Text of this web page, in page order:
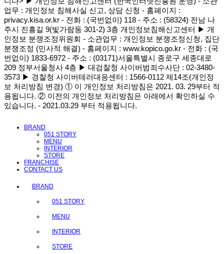
업무 : 개인정보 침해사실 신고, 상담 신청 - 홈페이지 :
privacy.kisa.or.kr - 전화 : (국번없이) 118 - 주소 : (58324) 전남 나
주시 진흥길 9(빛가람동 301-2) 3층 개인정보침해신고센터 ▶ 개
인정보 분쟁조정위원회 - 소관업무 : 개인정보 분쟁조정신청, 집단
분쟁조정 (민사적 해결) - 홈페이지 : www.kopico.go.kr - 전화 : (국
번없이) 1833-6972 - 주소 : (03171)서울특별시 종로구 세종대로
209 정부서울청사 4층 ▶ 대검찰청 사이버범죄수사단 : 02-3480-
3573 ▶ 경찰청 사이버테러대응센터 : 1566-0112 제14조(개인정
보 처리방침 변경) ① 이 개인정보 처리방침은 2021. 03. 29부터 적
용됩니다. ② 이전의 개인정보 처리방침은 아래에서 확인하실 수
있습니다. - 2021.03.29 부터 적용됩니다.
BRAND
051 STORY
MENU
INTERIOR
STORE
FRANCHISE
CONTACT US
BRAND
051 STORY
MENU
INTERIOR
STORE